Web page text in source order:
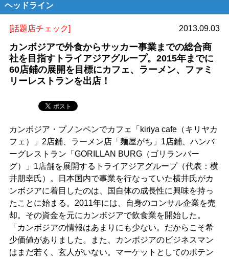
ヘッドライン
[話題店チェック] 2013.09.03
カンボジアで外食からサッカー事業までの総合商
社を目指すトライアジアグループ。2015年までに
60店鋪の展開を目標にカフェ、ラーメン、ファミ
リーレストランを出店！
カンボジア・プノンペンでカフェ「kiriya cafe（キリヤカ
フェ）」2店鋪、ラーメン店「麺屋がち」1店鋪、ハンバ
ーグレストラン「GORILLAN BURG（ゴリランバー
グ）」1店舗を展開するトライアジアグループ（代表：横
井朋幸氏）。日本国内で事業を行なっていた横井氏がカ
ンボジアに着目したのは、国自体の成長性に興味を持っ
たことに始まる。2011年には、自身のコンサル企業を売
却。その資金を元にカンボジアで飲食業を開始した。
「カンボジアの情報はあまりにも少ない。だからこそ希
少価値がありました。また、カンボジアのビジネスマン
はまだ若く、玄人がいない。マーケットとしてのポテン